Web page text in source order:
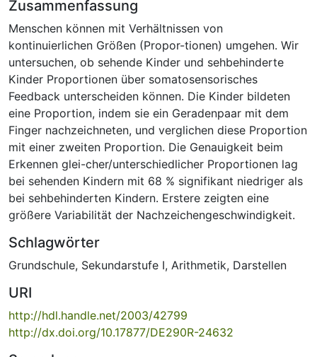
Zusammenfassung
Menschen können mit Verhältnissen von
kontinuierlichen Größen (Propor-tionen) umgehen. Wir
untersuchen, ob sehende Kinder und sehbehinderte
Kinder Proportionen über somatosensorisches
Feedback unterscheiden können. Die Kinder bildeten
eine Proportion, indem sie ein Geradenpaar mit dem
Finger nachzeichneten, und verglichen diese Proportion
mit einer zweiten Proportion. Die Genauigkeit beim
Erkennen glei-cher/unterschiedlicher Proportionen lag
bei sehenden Kindern mit 68 % signifikant niedriger als
bei sehbehinderten Kindern. Erstere zeigten eine
größere Variabilität der Nachzeichengeschwindigkeit.
Schlagwörter
Grundschule, Sekundarstufe I, Arithmetik, Darstellen
URI
http://hdl.handle.net/2003/42799
http://dx.doi.org/10.17877/DE290R-24632